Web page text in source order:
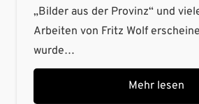
„Bilder aus der Provinz“ und
Arbeiten von Fritz Wolf
wurde…
Mehr lesen